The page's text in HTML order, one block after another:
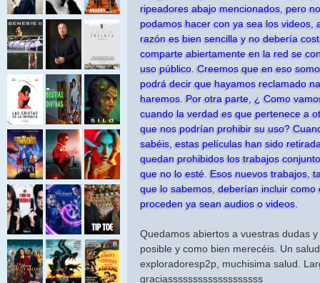
ripeadores abajo mencionados, pero
podamos hacer con ya sea los videos,
razón es bien sencilla y no debería
comparte abiertamente en la red se
uso público. Creemos que en eso
podrá decir que hayamos reclamado
haremos. Por otra parte, ¿ Como
cuando la verdad es que pertenece a
que nos podrían prohibir su uso?
sabéis, estas películas han sido
quedan prohibidos los trabajos
que no lo esté. Esos nuevos trabajos,
que lo sabemos, deberían incluir
proceden ya sean audios o videos.
Quedamos abiertos a vuestras dudas
posible y como bien merecéis. Un
exploradoresp2p, muchisima salud.
graciasssssssssssssssssss